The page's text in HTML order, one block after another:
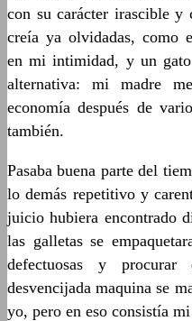
con su carácter irascible y
creía ya olvidadas, como
en mi intimidad, y un
alternativa: mi madre
economía después de
también.
Pasaba buena parte del
lo demás repetitivo y
juicio hubiera encontrado
las galletas se
defectuosas y
desvencijada maquina se
yo, pero en eso consistía